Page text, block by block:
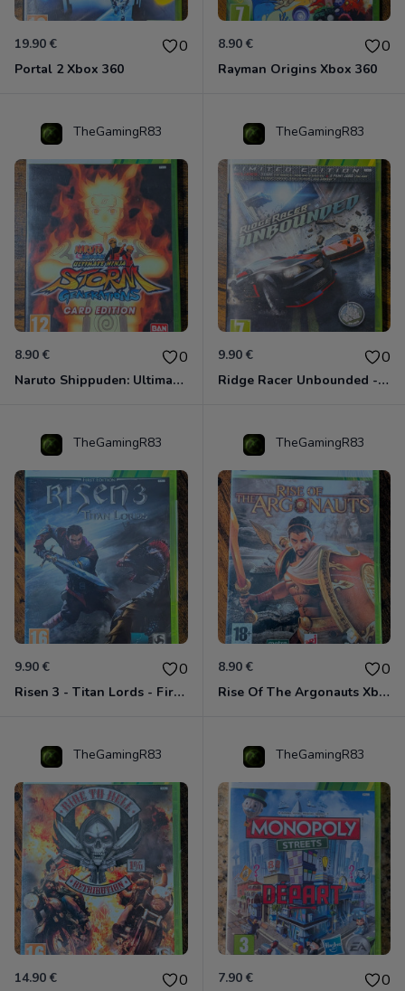
19.90 € 0
Portal 2 Xbox 360
8.90 € 0
Rayman Origins Xbox 360
TheGamingR83
8.90 € 0
Naruto Shippuden: Ultimate Ninja Storm Generations - Card Edition Xbox 360
TheGamingR83
9.90 € 0
Ridge Racer Unbounded - Édition Limitée Xbox 360
TheGamingR83
9.90 € 0
Risen 3 - Titan Lords - First Edition Xbox 360
TheGamingR83
8.90 € 0
Rise Of The Argonauts Xbox 360
TheGamingR83
14.90 € 0
TheGamingR83
7.90 € 0